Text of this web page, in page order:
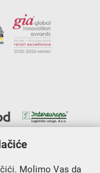
Molimo Vas da